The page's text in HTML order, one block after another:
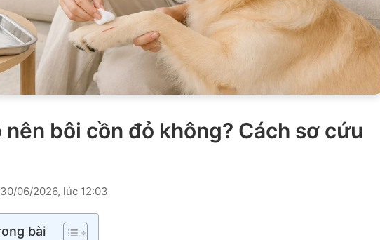
bôi cồn đỏ không? Cách sơ cứu
06/2026, lúc 12:03
bài